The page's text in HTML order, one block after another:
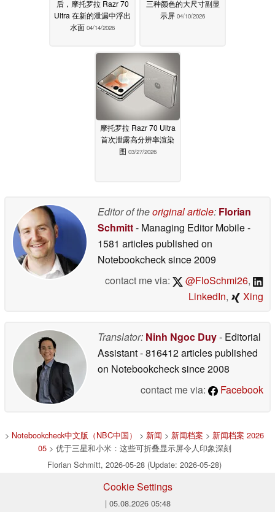
后，摩托罗拉 Razr 70
Ultra 在新的泄漏中浮出
水面 04/14/2026
三种颜色的大尺寸副显
示屏 04/10/2026
摩托罗拉 Razr 70 Ultra
首次泄露高分辨率渲染
图 03/27/2026
Editor of theoriginal article: Florian
Schmitt- Managing Editor Mobile-
1581 articles published on
Notebookchecksince 2009
contact me via:
@FloSchmi26,
LinkedIn, Xing
Translator: Ninh Ngoc Duy- Editorial
Assistant- 816412 articles published
on Notebookchecksince 2008
contact me via:
Facebook
> Notebookcheck中文版（NBC中国） > 新闻 > 新闻档案 > 新闻档案 2026
05> 优于三星和小米：这些可折叠显示屏令人印象深刻
Florian Schmitt, 2026-05-28 (Update: 2026-05-28)
Cookie Settings
| 05.08.2026 05:48